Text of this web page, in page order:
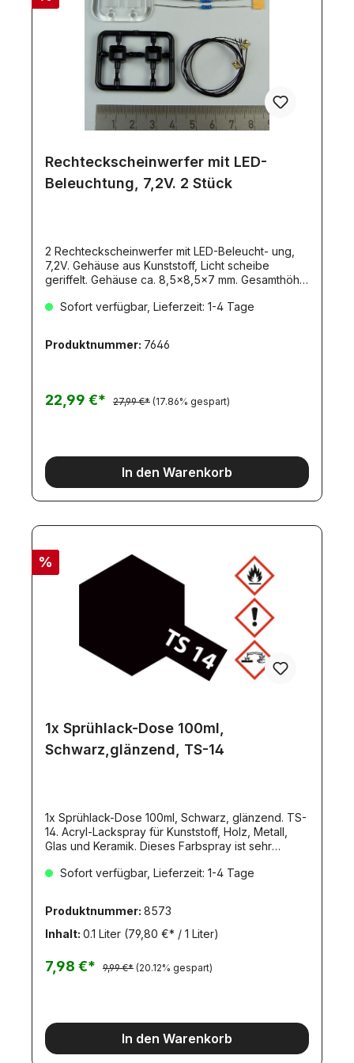
Rechteckscheinwerfer mit LED-
Beleuchtung, 7,2V. 2 Stück
2 Rechteckscheinwerfer mit LED-Beleucht- ung,
7,2V. Gehäuse aus Kunststoff, Licht scheibe
geriffelt. Gehäuse ca. 8,5x8,5x7 mm. Gesamthöhe
Durchmesser 50090714 7,2V-VersionIdeal
Ketten-Laderaupe LR634 von
Carson.Lieferumfang2 Gehäuse, schwarz2
20cm KabelAnleitung
Sofort verfügbar, Lieferzeit: 1-4 Tage
Produktnummer: 7646
22,99 €* 27,99 €* (17.86% gespart)
In den Warenkorb
%
1x Sprühlack-Dose 100ml,
Schwarz,glänzend, TS-14
1x Sprühlack-Dose 100ml, Schwarz, glänzend. TS-
14. Acryl-Lackspray für Kunststoff, Holz, Metall,
Glas und Keramik. Dieses Farbspray ist sehr
Größe zum Spritzen von Modellen geeignet. Da
kurz. Die Dose enthält 100 ml. Mit 2-4 dieser
Dosen (je nach Deckkraft der Farbe) kann ein
Tamiya Lkw Fahrerhaus lackiert werden.Tamiya-
nicht angegriffen. Nach dem Spritzen der ganzen
Modelloberfläche mit Farbspray können Details
zuverlässig herstellen.Inhalt: 100 mlSignalwort
GefahrGefahrenhinweise:H222 Extrem
Sofort verfügbar, Lieferzeit: 1-4 Tage
Produktnummer: 8573
Inhalt: 0.1 Liter (79,80 €* / 1 Liter)
7,98 €* 9,99 €* (20.12% gespart)
In den Warenkorb